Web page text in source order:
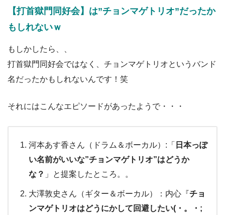
【打首獄門同好会】は”チョンマゲトリオ”だったか
もしれないｗ
もしかしたら、、
打首獄門同好会ではなく、チョンマゲトリオというバンド
名だったかもしれないんです！笑
それにはこんなエピソードがあったようで・・・
河本あす香さん（ドラム＆ボーカル）:「 日本っぽ
い名前がいいな”チョンマゲトリオ”はどうか
な？ 」と提案したところ。。
大澤敦史さん（ギター＆ボーカル）：内心『チョ
ンマゲトリオはどうにかして回避したい(・。・;